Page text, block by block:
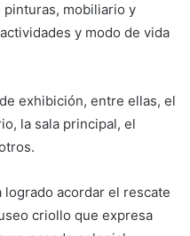
mobiliario y
y modo de vida
exhibición, entre ellas, el
la sala principal, el
logrado acordar el rescate
criollo que expresa